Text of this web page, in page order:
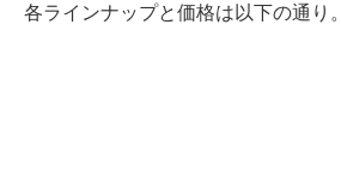
各ラインナップと価格は以下の通り。